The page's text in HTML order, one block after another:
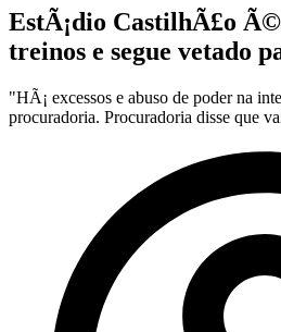
EstÃ¡dio CastilhÃ£o
treinos e segue vetado
"HÃ¡ excessos e abuso de poder na
procuradoria. Procuradoria disse que